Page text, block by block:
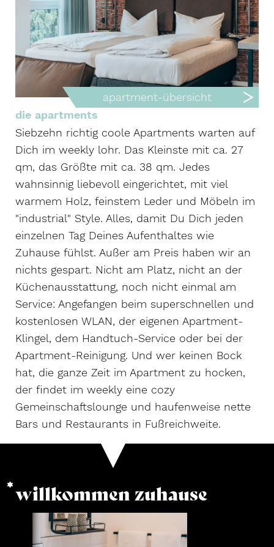
apartment-übersicht
die apartments
Siebzehn richtig coole Apartments warten auf
Dich im weekly lohr. Das Kleinste mit ca. 27
qm, das Größte mit ca. 38 qm. Jedes
wahnsinnig liebevoll eingerichtet, mit viel
warmem Holz, feinstem Leder und Möbeln im
"industrial" Style. Alles, damit Du Dich jeden
einzelnen Tag Deines Aufenthaltes wie
Zuhause fühlst. Außer am Preis haben wir an
nichts gespart. Nicht am Platz, nicht an der
Küchenausstattung, noch nicht einmal am
Service: Angefangen beim superschnellen und
kostenlosen WLAN, der eigenen Apartment-
Klingel, dem Handtuch-Service oder bei der
Apartment-Reinigung. Und wer keinen Bock
hat, die ganze Zeit im Apartment zu hocken,
der findet im weekly eine cozy
Gemeinschaftslounge und haufenweise nette
Bars und Restaurants in Fußreichweite.
willkommen zuhause